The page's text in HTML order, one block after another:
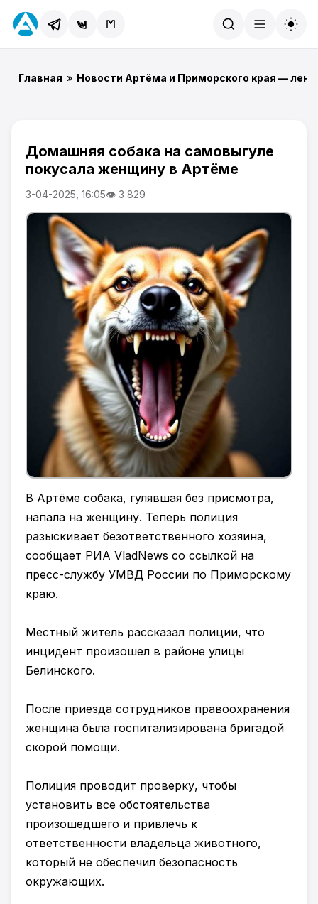
Главная » Новости Артёма и Приморского края —
Домашняя собака на самовыгуле
покусала женщину в Артёме
3-04-2025, 16:05👁 3 829
В Артёме собака, гулявшая без присмотра,
напала на женщину. Теперь полиция
разыскивает безответственного хозяина,
сообщает РИА VladNews со ссылкой на
пресс-службу УМВД России по Приморскому
краю.
Местный житель рассказал полиции, что
инцидент произошел в районе улицы
Белинского.
После приезда сотрудников правоохранения
женщина была госпитализирована бригадой
скорой помощи.
Полиция проводит проверку, чтобы
установить все обстоятельства
произошедшего и привлечь к
ответственности владельца животного,
который не обеспечил безопасность
окружающих.